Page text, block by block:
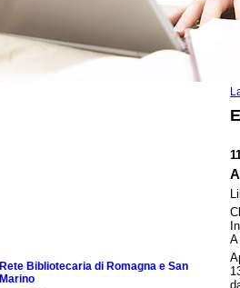
A
Rete Bibliotecaria di Romagna e San
Marino